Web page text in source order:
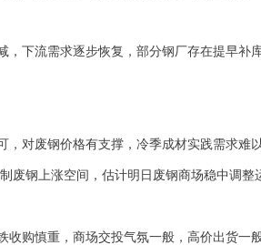
，下流需求逐步恢复，部分钢厂存在提早
，对废钢价格有支撑，冷季成材实践需求
废钢上涨空间，估计明日废钢商场稳中调整
收购慎重，商场交投气氛一般，高价出货一